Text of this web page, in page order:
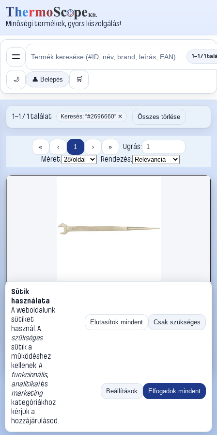
Minőségi termékek, gyors kiszolgálás!
1–1 / 1
🌙 👤 Belépés 🛒
1–1 / 1 találat Keresés: “#2696660” ✕ Összes törlése
« ‹ 1 › »
Ugrás:
Méret:
Rendezés:
#2696660
KS Tools 9638119 963.8119 Szerelő villáskulcs
Kulcsszélesség (coll) 1 1/4
KS Tools Egyoldalas villáskulcsok
46 990 Ft
Kosárba
«
Ugrás:
Méret:
Rendezés:
©2026
ThermoScope
ÁSZF
Cégbemutató
Sütik
használata
A weboldalunk
sütiket
használ. A
szükséges
sütik a
működéshez
kellenek. A
funkcionális,
analitikaiés
marketing
kategóriákhoz
kérjük a
hozzájárulásod.
Elutasítok mindent Csak szükséges
Beállítások Elfogadok mindent